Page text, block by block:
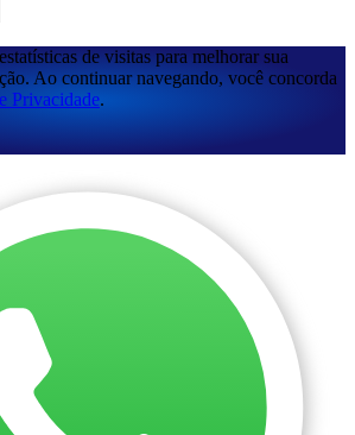
de visitas para melhorar sua
Ao continuar navegando, você concorda
Privacidade.